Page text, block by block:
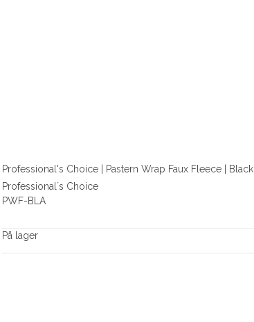
Professional's Choice | Pastern Wrap Faux Fleece | Black
Professional´s Choice
PWF-BLA
På lager